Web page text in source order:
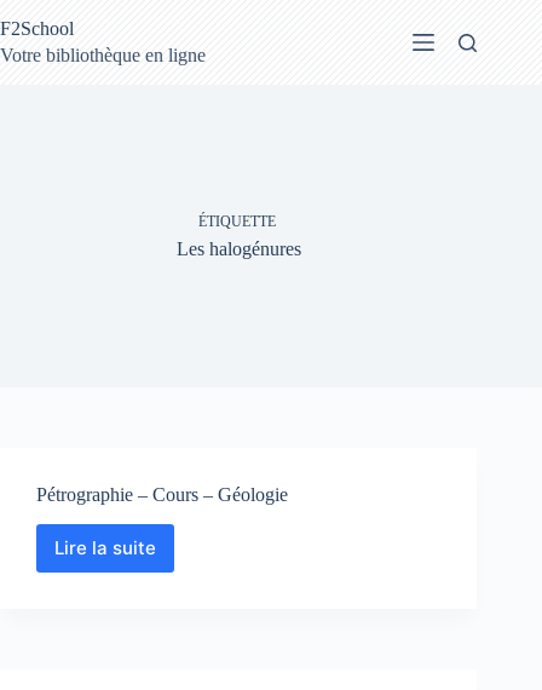
au
contenu
F2School
Votre bibliothèque en ligne
ÉTIQUETTE
Les halogénures
Pétrographie – Cours – Géologie
Lire la suitePétrographie